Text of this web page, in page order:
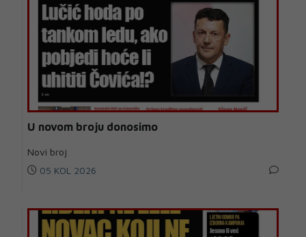
U novom broju donosimo
Novi broj
05 KOL 2026